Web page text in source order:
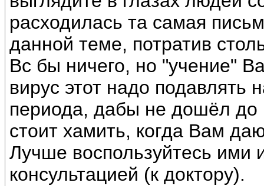
расходилась та самая
данной теме, потратив
Вс бы ничего, но "учение"
вирус этот надо подавлять
периода, дабы не дошёл до
стоит хамить, когда Вам
Лучше воспользуйтесь ими
консультацией (к доктору).